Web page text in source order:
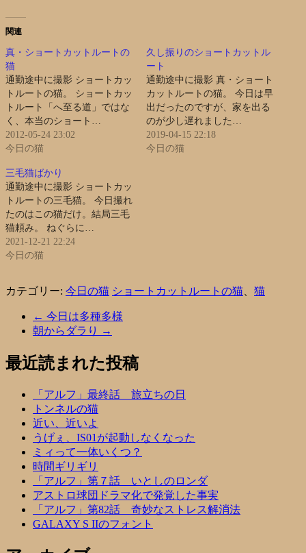
関連
真・ショートカットルートの
猫
通勤途中に撮影 ショートカッ
トルートの猫。 ショートカッ
トルート「へ至る道」ではな
く、本当のショート…
2012-05-24 23:02
今日の猫
久し振りのショートカットル
ート
通勤途中に撮影 真・ショート
カットルートの猫。 今日は早
出だったのですが、家を出る
のが少し遅れました…
2019-04-15 22:18
今日の猫
三毛猫ばかり
通勤途中に撮影 ショートカッ
トルートの三毛猫。 今日撮れ
たのはこの猫だけ。結局三毛
猫頼み。 ねぐらに…
2021-12-21 22:24
今日の猫
カテゴリー: 今日の猫 ショートカットルートの猫 猫
← 今日は多種多様
朝からダラり
→
最近読まれた投稿
「アルフ」最終話 旅立ちの日
トンネルの猫
近い、近いよ
うげぇ、IS01が起動しなくなった
ミィって一体いくつ？
時間ギリギリ
「アルフ」第７話 いとしのロンダ
アストロ球団ドラマ化で発覚した事実
「アルフ」第82話 奇妙なストレス解消法
GALAXY S IIのフォント